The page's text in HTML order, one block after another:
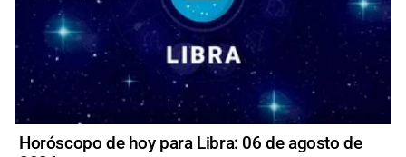
Horóscopo de hoy para Libra: 06 de agosto de